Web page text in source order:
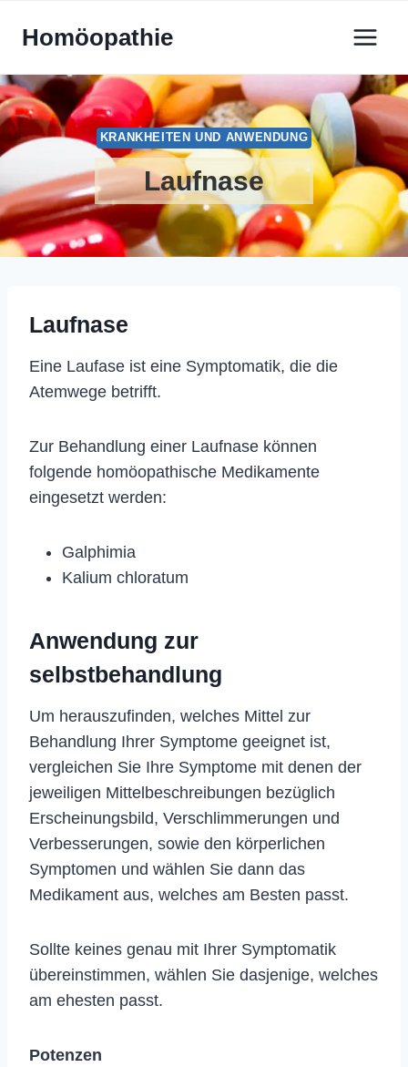
InhaltHomöopathie
KRANKHEITEN UND ANWENDUNG
Laufnase
Laufnase
Eine Laufase ist eine Symptomatik, die die
Atemwege betrifft.
Zur Behandlung einer Laufnase können
folgende homöopathische Medikamente
eingesetzt werden:
Galphimia
Kalium chloratum
Anwendung zur
selbstbehandlung
Um herauszufinden, welches Mittel zur
Behandlung Ihrer Symptome geeignet ist,
vergleichen Sie Ihre Symptome mit denen der
jeweiligen Mittelbeschreibungen bezüglich
Erscheinungsbild, Verschlimmerungen und
Verbesserungen, sowie den körperlichen
Symptomen und wählen Sie dann das
Medikament aus, welches am Besten passt.
Sollte keines genau mit Ihrer Symptomatik
übereinstimmen, wählen Sie dasjenige, welches
am ehesten passt.
Potenzen